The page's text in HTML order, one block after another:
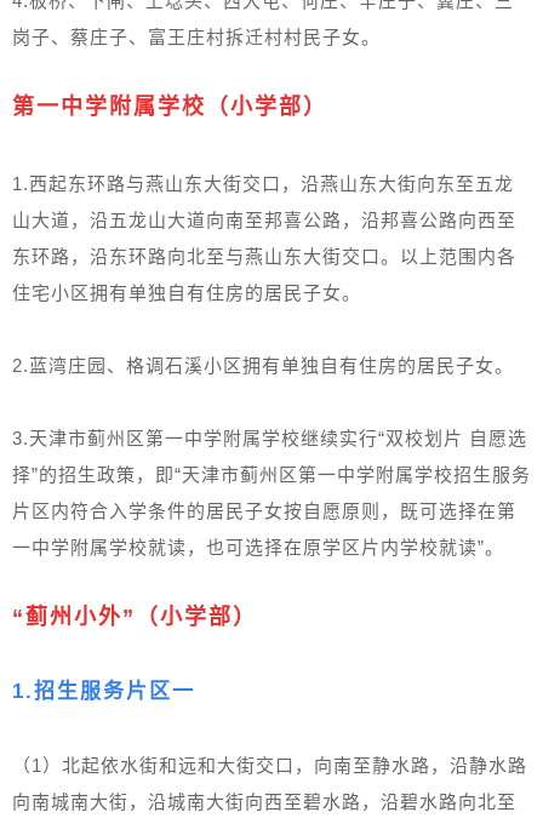
岗子、蔡庄子、富王庄村拆迁村村民子女。
第一中学附属学校（小学部）
1.西起东环路与燕山东大街交口，沿燕山东大街向东至五龙
山大道，沿五龙山大道向南至邦喜公路，沿邦喜公路向西至
东环路，沿东环路向北至与燕山东大街交口。以上范围内各
住宅小区拥有单独自有住房的居民子女。
2.蓝湾庄园、格调石溪小区拥有单独自有住房的居民子女。
3.天津市蓟州区第一中学附属学校继续实行“双校划片 自愿选
择”的招生政策，即“天津市蓟州区第一中学附属学校招生服务
片区内符合入学条件的居民子女按自愿原则，既可选择在第
一中学附属学校就读，也可选择在原学区片内学校就读”。
“蓟州小外”（小学部）
1.招生服务片区一
（1）北起依水街和远和大街交口，向南至静水路，沿静水路
向南城南大街，沿城南大街向西至碧水路，沿碧水路向北至